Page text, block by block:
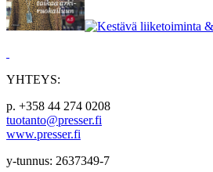
YHTEYS:
p. +358 44 274 0208
tuotanto@presser.fi
www.presser.fi
y-tunnus: 2637349-7